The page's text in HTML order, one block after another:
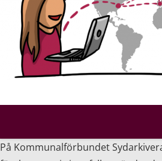
På Kommunalförbundet